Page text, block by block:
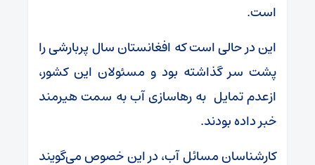
است.
این در حالی است که افغانستان سال پربارشی را
پشت سر گذاشته بود و مسئولان این کشور،
ازعدم تمایل به رهاسازی آب به سمت هیرمند
خبر داده بودند.
کارشناسان مسائل آب، در این خصوص می‌گویند